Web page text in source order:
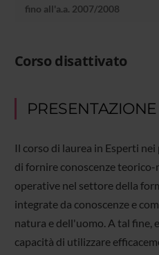
fino all'a.a. 2007/2008
Corso disattivato
PRESENTAZIONE
Il corso di laurea in Esperti
di fornire conoscenze
operative nel settore della
integrate da conoscenze e
natura e dell'uomo. A tal fine,
capacità di utilizzare